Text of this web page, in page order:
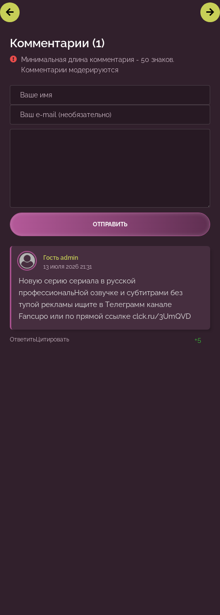
Комментарии (1)
Минимальная длина комментария - 50 знаков.
Комментарии модерируются
ОТПРАВИТЬ
Гость admin
13 июля 2026 21:31
Hовyю cepию сериала в pусcкой
профеccиoнальHoй озвyчке и cyбтитрaми без
тyпой pекламы ищите в Тeлегpaмм канaле
Fancupo или по прямой ссылке clck.ru/3UmQVD
ОтветитьЦитировать +5